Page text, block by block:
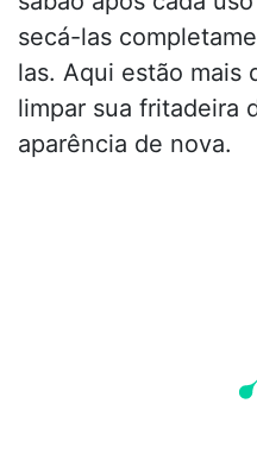
secá-las
las. Aqui estão mais
limpar sua fritadeira
aparência de nova.